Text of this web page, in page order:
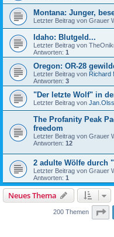
Montana: Junger,
Letzter Beitrag von Grauer
Idaho: Blutgeld...
Letzter Beitrag von
Antworten: 1
Oregon: OR-28
Letzter Beitrag von Richard
Antworten: 3
"Der letzte Wolf" in
Letzter Beitrag von
The Profanity Peak
freedom
Letzter Beitrag von Grauer
Antworten: 12
2 adulte Wölfe durch
Letzter Beitrag von Grauer
Antworten: 1
Neues Thema
200 Themen